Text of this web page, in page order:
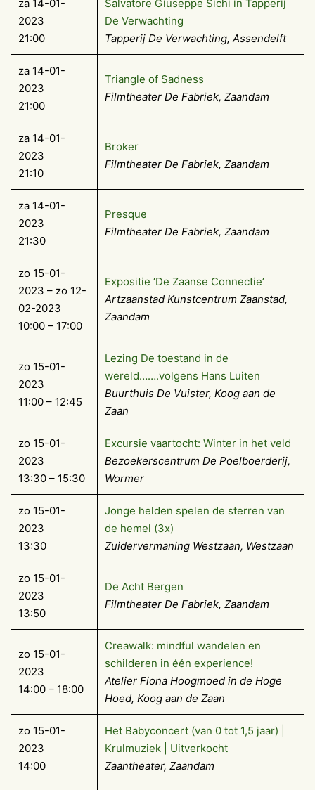
za 14-01-
2023
21:00
Salvatore Giuseppe Sichi in Tapperij
De Verwachting
Tapperij De Verwachting, Assendelft
za 14-01-
2023
21:00
Triangle of Sadness
Filmtheater De Fabriek, Zaandam
za 14-01-
2023
21:10
Broker
Filmtheater De Fabriek, Zaandam
za 14-01-
2023
21:30
Presque
Filmtheater De Fabriek, Zaandam
zo 15-01-
2023 – zo 12-
02-2023
10:00 – 17:00
Expositie ‘De Zaanse Connectie’
Artzaanstad Kunstcentrum Zaanstad,
Zaandam
zo 15-01-
2023
11:00 – 12:45
Lezing De toestand in de
wereld…….volgens Hans Luiten
Buurthuis De Vuister, Koog aan de
Zaan
zo 15-01-
2023
13:30 – 15:30
Excursie vaartocht: Winter in het veld
Bezoekerscentrum De Poelboerderij,
Wormer
zo 15-01-
2023
13:30
Jonge helden spelen de sterren van
de hemel (3x)
Zuidervermaning Westzaan, Westzaan
zo 15-01-
2023
13:50
De Acht Bergen
Filmtheater De Fabriek, Zaandam
zo 15-01-
2023
14:00 – 18:00
Creawalk: mindful wandelen en
schilderen in één experience!
Atelier Fiona Hoogmoed in de Hoge
Hoed, Koog aan de Zaan
zo 15-01-
2023
14:00
Het Babyconcert (van 0 tot 1,5 jaar) |
Krulmuziek | Uitverkocht
Zaantheater, Zaandam